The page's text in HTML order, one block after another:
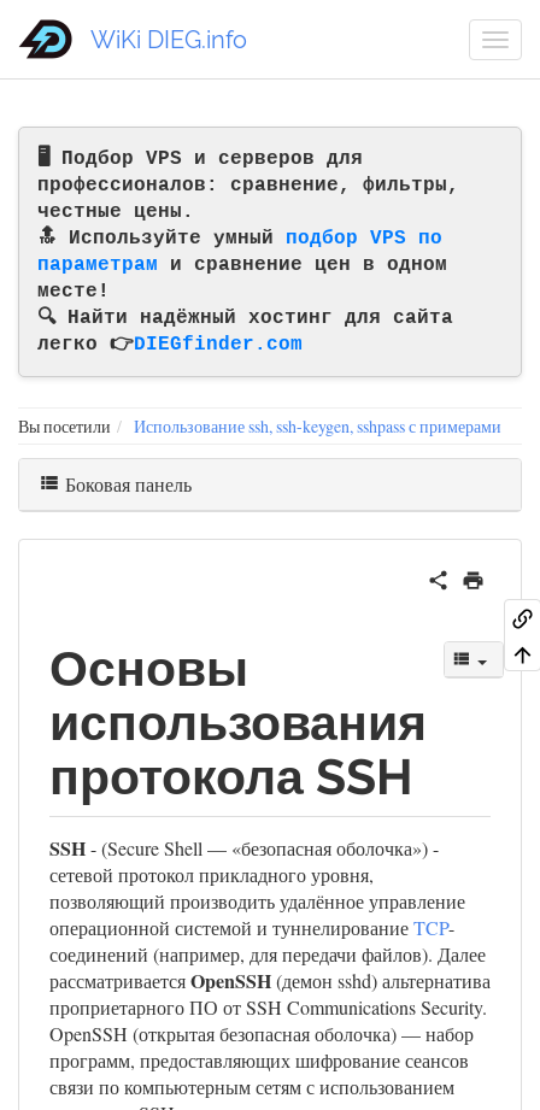
🖥️ Подбор VPS и серверов для
профессионалов: сравнение, фильтры,
честные цены.
🔝 Используйте умный подбор VPS по
параметрам и сравнение цен в одном
месте!
🔍 Найти надёжный хостинг для сайта
легко 👉DIEGfinder.com
WiKi DIEG.info
Вы посетили Использование ssh, ssh-keygen, sshpass с примерами
Боковая панель
Основы
использования
протокола SSH
SSH- (Secure Shell — «безопасная оболочка») -
сетевой протокол прикладного уровня,
позволяющий производить удалённое управление
операционной системой и туннелированиеTCP-
соединений (например, для передачи файлов). Далее
рассматриваетсяOpenSSH(демон sshd) альтернатива
проприетарного ПО от SSH Communications Security.
OpenSSH (открытая безопасная оболочка) — набор
программ, предоставляющих шифрование сеансов
связи по компьютерным сетям с использованием